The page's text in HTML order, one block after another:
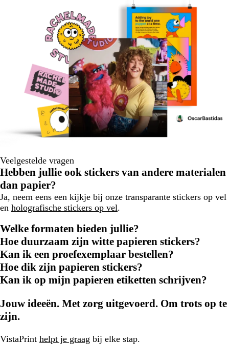
Veelgestelde vragen
Hebben jullie ook stickers van andere materialen
dan papier?
Ja, neem eens een kijkje bij onze transparante stickers op vel
en holografische stickers op vel.
Welke formaten bieden jullie?
Hoe duurzaam zijn witte papieren stickers?
Kan ik een proefexemplaar bestellen?
Hoe dik zijn papieren stickers?
Kan ik op mijn papieren etiketten schrijven?
Jouw ideeën. Met zorg uitgevoerd. Om trots op te
zijn.
VistaPrint helpt je graag bij elke stap.